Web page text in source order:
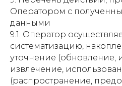
Оператором с
данными
9.1. Оператор
систематизацию,
уточнение (обновление,
извлечение,
(распространение,